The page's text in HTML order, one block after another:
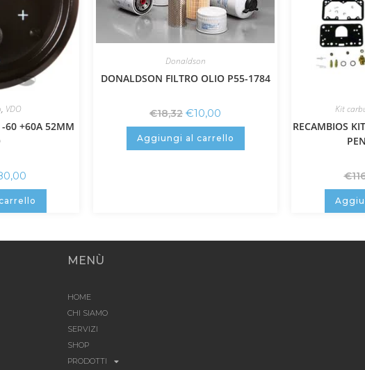
, VDO
-60 +60A 52MM
Donaldson
DONALDSON FILTRO OLIO P55-1784
€18,32 €10,00
Aggiungi al carrello
Kit
RECAMBIOS
€
MENÙ
HOME
CHI SIAMO
SERVIZI
SHOP
PRODOTTI